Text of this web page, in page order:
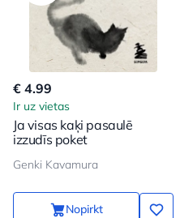
€ 4.99
Ir uz vietas
Ja visas kaķi pasaulē
izzudīs poket
Genki Kavamura
Nopirkt